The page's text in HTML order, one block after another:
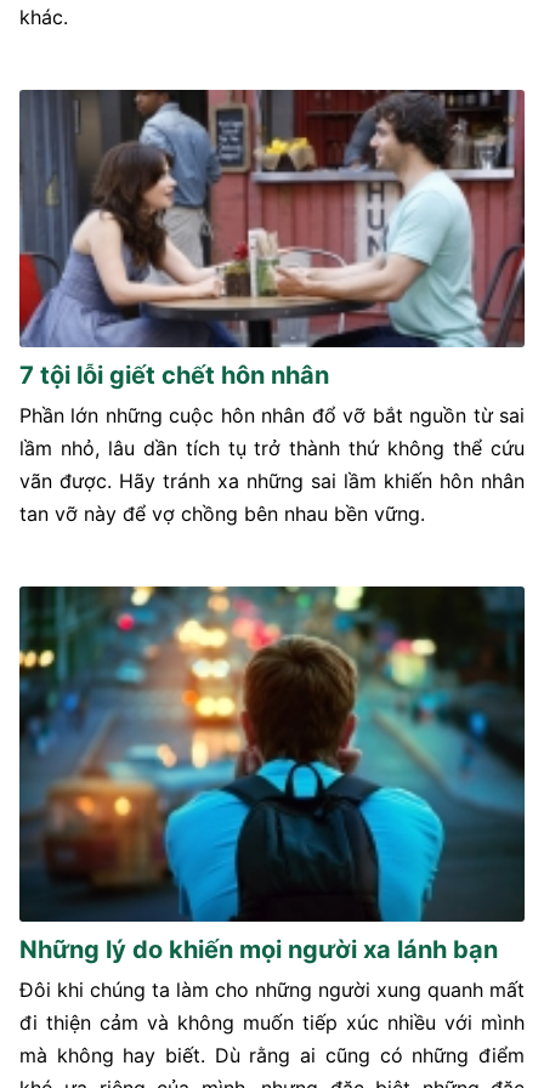
khác.
7 tội lỗi giết chết hôn nhân
Phần lớn những cuộc hôn nhân đổ vỡ bắt nguồn từ sai
lầm nhỏ, lâu dần tích tụ trở thành thứ không thể cứu
vãn được. Hãy tránh xa những sai lầm khiến hôn nhân
tan vỡ này để vợ chồng bên nhau bền vững.
Những lý do khiến mọi người xa lánh bạn
Đôi khi chúng ta làm cho những người xung quanh mất
đi thiện cảm và không muốn tiếp xúc nhiều với mình
mà không hay biết. Dù rằng ai cũng có những điểm